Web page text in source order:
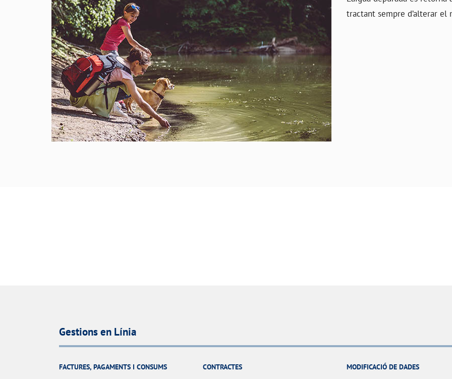
tractant sempre d’alterar
Gestions en Línia
FACTURES, PAGAMENTS I CONSUMS
CONTRACTES
MODIFICACIÓ DE DADES